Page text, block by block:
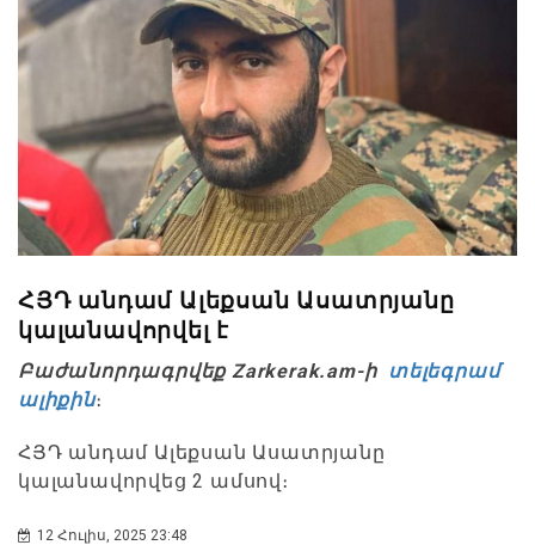
ՀՅԴ անդամ Ալեքսան Ասատրյանը
կալանավորվել է
Բաժանորդագրվեք Zarkerak.am-ի տելեգրամ
ալիքին։
ՀՅԴ անդամ Ալեքսան Ասատրյանը
կալանավորվեց 2 ամսով։
12 Հուլիս, 2025 23:48